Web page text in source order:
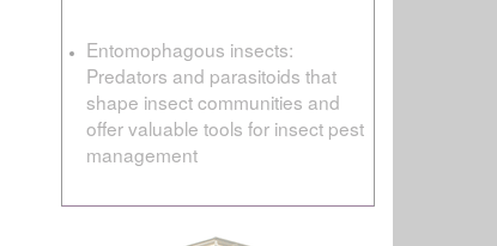
Entomophagous insects:
Predators and parasitoids that
shape insect communities and
offer valuable tools for insect pest
management